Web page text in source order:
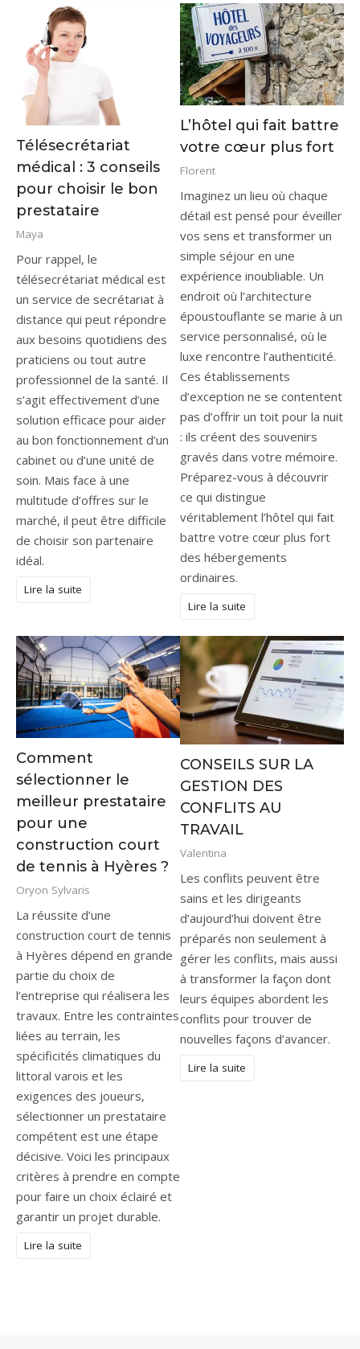
Télésecrétariat
médical : 3 conseils
pour choisir le bon
prestataire
Maya
Pour rappel, le
télésecrétariat médical est
un service de secrétariat à
distance qui peut répondre
aux besoins quotidiens des
praticiens ou tout autre
professionnel de la santé. Il
s’agit effectivement d’une
solution efficace pour aider
au bon fonctionnement d’un
cabinet ou d’une unité de
soin. Mais face à une
multitude d’offres sur le
marché, il peut être difficile
de choisir son partenaire
idéal.
Lire la suite
L’hôtel qui fait battre
votre cœur plus fort
Florent
Imaginez un lieu où chaque
détail est pensé pour éveiller
vos sens et transformer un
simple séjour en une
expérience inoubliable. Un
endroit où l’architecture
époustouflante se marie à un
service personnalisé, où le
luxe rencontre l’authenticité.
Ces établissements
d’exception ne se contentent
pas d’offrir un toit pour la nuit
: ils créent des souvenirs
gravés dans votre mémoire.
Préparez-vous à découvrir
ce qui distingue
véritablement l’hôtel qui fait
battre votre cœur plus fort
des hébergements
ordinaires.
Lire la suite
Comment
sélectionner le
meilleur prestataire
pour une
construction court
de tennis à Hyères ?
Oryon Sylvaris
La réussite d’une
construction court de tennis
à Hyères dépend en grande
partie du choix de
l’entreprise qui réalisera les
travaux. Entre les contraintes
liées au terrain, les
spécificités climatiques du
littoral varois et les
exigences des joueurs,
sélectionner un prestataire
compétent est une étape
décisive. Voici les principaux
critères à prendre en compte
pour faire un choix éclairé et
garantir un projet durable.
Lire la suite
CONSEILS SUR LA
GESTION DES
CONFLITS AU
TRAVAIL
Valentina
Les conflits peuvent être
sains et les dirigeants
d’aujourd’hui doivent être
préparés non seulement à
gérer les conflits, mais aussi
à transformer la façon dont
leurs équipes abordent les
conflits pour trouver de
nouvelles façons d’avancer.
Lire la suite